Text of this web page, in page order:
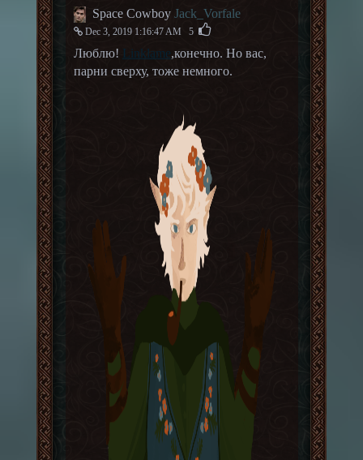
Space Cowboy Jack_Vorfale
Dec 3, 2019 1:16:47 AM 5
Люблю! Linklame,конечно. Но вас,
парни сверху, тоже немного.